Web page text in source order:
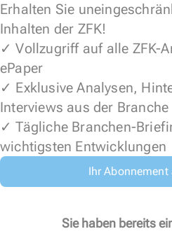
Erhalten Sie
Inhalten der ZFK!
✓ Vollzugriff auf alle ZFK-
ePaper
✓ Exklusive Analysen,
Interviews aus der Branche
✓ Tägliche Branchen-
wichtigsten Entwicklungen
Ihr
Sie haben bereits